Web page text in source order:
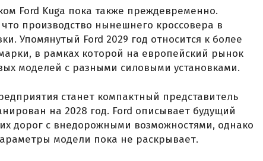
Ford Kuga пока также преждевременно.
производство нынешнего кроссовера в
Упомянутый Ford 2029 год относится к более
в рамках которой на европейский рынок
моделей с разными силовыми установками.
станет компактный представитель
на 2028 год. Ford описывает будущий
дорог с внедорожными возможностями, однако
модели пока не раскрывает.